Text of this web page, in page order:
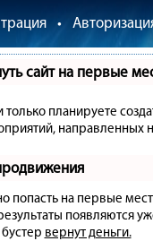
•
сайт на первые
только планируете
направленных
попасть на первые
появляются
вернут деньги.